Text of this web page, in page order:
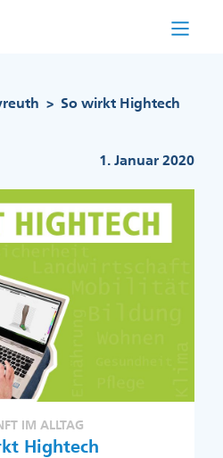
> So wirkt Hightech
1. Januar 2020
IM ALLTAG
Hightech